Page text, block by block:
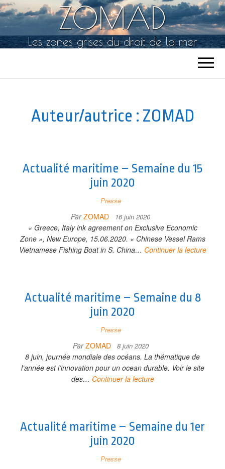
ZOMAD
Les zones grises du droit de la mer
Auteur/autrice : ZOMAD
Actualité maritime – Semaine du 15
juin 2020
Presse
ParZOMAD 16 juin 2020
« Greece, Italy ink agreement on Exclusive Economic
Zone », New Europe, 15.06.2020. « Chinese Vessel Rams
Vietnamese Fishing Boat in S. China… Continuer la lecture
Actualité maritime – Semaine du 8
juin 2020
Presse
ParZOMAD 8 juin 2020
8 juin, journée mondiale des océans. La thématique de
l’année est l’innovation pour un ocean durable. Voir le site
des… Continuer la lecture
Actualité maritime – Semaine du 1er
juin 2020
Presse